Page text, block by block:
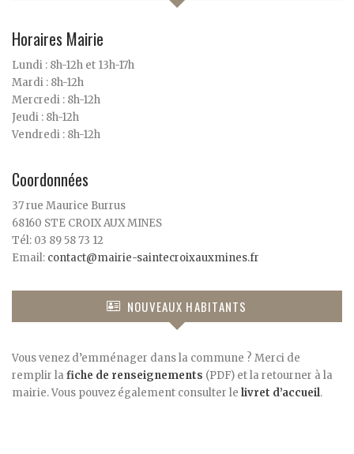
Horaires Mairie
Lundi : 8h-12h et 13h-17h
Mardi : 8h-12h
Mercredi : 8h-12h
Jeudi : 8h-12h
Vendredi : 8h-12h
Coordonnées
37 rue Maurice Burrus
68160 STE CROIX AUX MINES
Tél: 03 89 58 73 12
Email: contact@mairie-saintecroixauxmines.fr
NOUVEAUX HABITANTS
Vous venez d’emménager dans la commune ? Merci de
remplir la fiche de renseignements (PDF) et la retourner à la
mairie. Vous pouvez également consulter le livret d’accueil.